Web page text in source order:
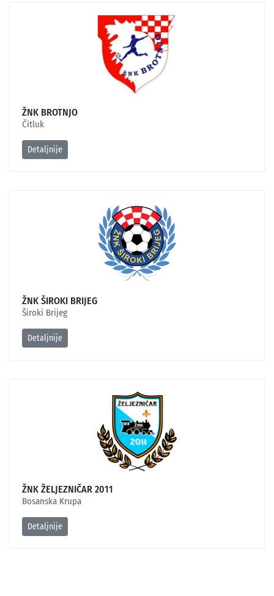
ŽNK BROTNJO
Čitluk
Detaljnije
ŽNK ŠIROKI BRIJEG
Široki Brijeg
Detaljnije
ŽNK ŽELJEZNIČAR 2011
Bosanska Krupa
Detaljnije